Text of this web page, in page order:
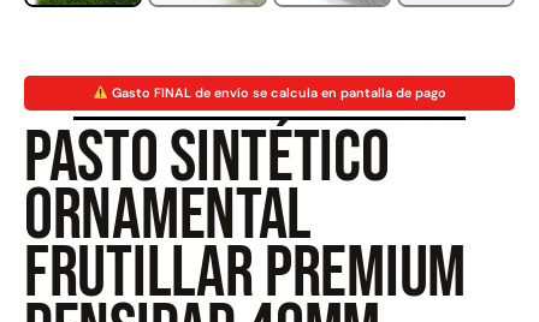
Gasto FINAL de envío se calcula en pantalla de pago
Pasto sintético
ornamental
Frutillar Premium
Juego Modular 40
QplayGround
$ 4.859.984
Juego Modular 25
QplayGround
$4.790.000
Agregar al carrito